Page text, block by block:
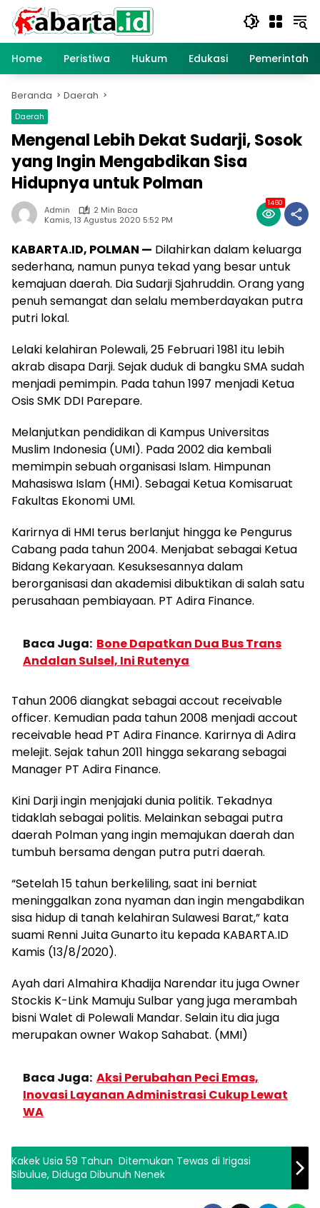
Langsung
konten
Home
Peristiwa Hukum Edukasi
Beranda Daerah
Daerah
Mengenal Lebih Dekat Sudarji, Sosok
yang Ingin Mengabdikan Sisa
Hidupnya untuk Polman
Admin
2 Min Baca
Kamis, 13 Agustus 2020 5:52 PM
1460
KABARTA.ID, POLMAN — Dilahirkan dalam keluarga
sederhana, namun punya tekad yang besar untuk
kemajuan daerah. Dia Sudarji Sjahruddin. Orang yang
penuh semangat dan selalu memberdayakan putra
putri lokal.
Lelaki kelahiran Polewali, 25 Februari 1981 itu lebih
akrab disapa Darji. Sejak duduk di bangku SMA sudah
menjadi pemimpin. Pada tahun 1997 menjadi Ketua
Osis SMK DDI Parepare.
Melanjutkan pendidikan di Kampus Universitas
Muslim Indonesia (UMI). Pada 2002 dia kembali
memimpin sebuah organisasi Islam. Himpunan
Mahasiswa Islam (HMI). Sebagai Ketua Komisaruat
Fakultas Ekonomi UMI.
Karirnya di HMI terus berlanjut hingga ke Pengurus
Cabang pada tahun 2004. Menjabat sebagai Ketua
Bidang Kekaryaan. Kesuksesannya dalam
berorganisasi dan akademisi dibuktikan di salah satu
perusahaan pembiayaan. PT Adira Finance.
Baca Juga: Bone Dapatkan Dua Bus Trans
Andalan Sulsel, Ini Rutenya
Tahun 2006 diangkat sebagai accout receivable
officer. Kemudian pada tahun 2008 menjadi accout
receivable head PT Adira Finance. Karirnya di Adira
melejit. Sejak tahun 2011 hingga sekarang sebagai
Manager PT Adira Finance.
Kini Darji ingin menjajaki dunia politik. Tekadnya
tidaklah sebagai politis. Melainkan sebagai putra
daerah Polman yang ingin memajukan daerah dan
tumbuh bersama dengan putra putri daerah.
“Setelah 15 tahun berkeliling, saat ini berniat
meninggalkan zona nyaman dan ingin mengabdikan
sisa hidup di tanah kelahiran Sulawesi Barat,” kata
suami Renni Juita Gunarto itu kepada KABARTA.ID
Kamis (13/8/2020).
Ayah dari Almahira Khadija Narendar itu juga Owner
Stockis K-Link Mamuju Sulbar yang juga merambah
bisni Walet di Polewali Mandar. Selain itu dia juga
merupakan owner Wakop Sahabat. (MMI)
Baca Juga: Aksi Perubahan Peci Emas,
Inovasi Layanan Administrasi Cukup Lewat
WA
Kakek Usia 59 Tahun Ditemukan Tewas di Irigasi
Sibulue, Diduga Dibunuh Nenek